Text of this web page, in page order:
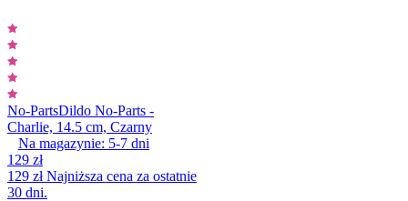
No-PartsDildo No-Parts -
Charlie, 14.5 cm, Czarny
Na magazynie: 5-7 dni
129 zł
129 złNajniższa cena za ostatnie
30 dni.